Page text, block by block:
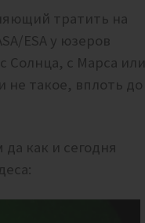
тратить на
ESA у юзеров
Солнца, с Марса или
не такое, вплоть до
как и сегодня